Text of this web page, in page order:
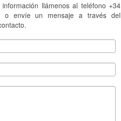
llámenos al teléfono +34
o envíe un mensaje a través del